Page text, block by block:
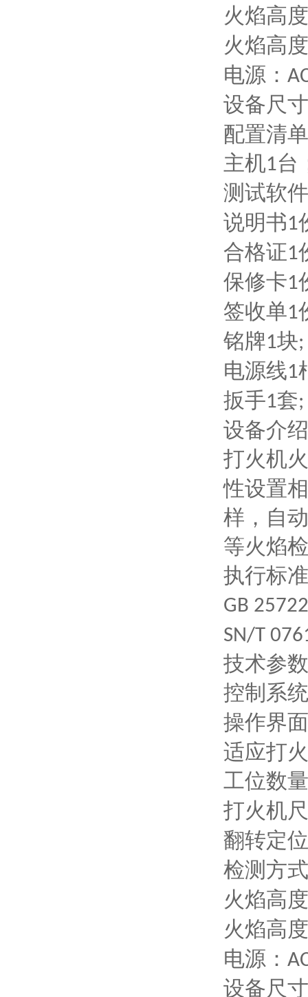
火焰高
火焰高
电源：
设备尺
配置清单
主机1台
测试软件
说明书1
合格证1
保修卡1
签收单1
铭牌1块;
电源线1
扳手1套;
设备介绍
打火机
性设置
样，自
等火焰
执行标
GB
SN/T
技术参
控制系
操作界
适应打
工位数
打火机
翻转定
检测方
火焰高
火焰高
电源：
设备尺